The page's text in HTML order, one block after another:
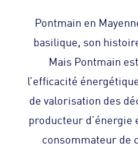
Pontmain en
basilique, son
Mais Pontmain
l’efficacité
de valorisation des
producteur d’énergie
consommateur de